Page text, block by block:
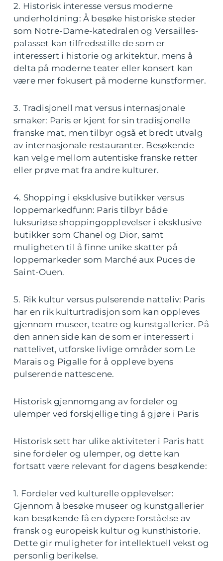
2. Historisk interesse versus moderne
underholdning: Å besøke historiske steder
som Notre-Dame-katedralen og Versailles-
palasset kan tilfredsstille de som er
interessert i historie og arkitektur, mens å
delta på moderne teater eller konsert kan
være mer fokusert på moderne kunstformer.
3. Tradisjonell mat versus internasjonale
smaker: Paris er kjent for sin tradisjonelle
franske mat, men tilbyr også et bredt utvalg
av internasjonale restauranter. Besøkende
kan velge mellom autentiske franske retter
eller prøve mat fra andre kulturer.
4. Shopping i eksklusive butikker versus
loppemarkedfunn: Paris tilbyr både
luksuriøse shoppingopplevelser i eksklusive
butikker som Chanel og Dior, samt
muligheten til å finne unike skatter på
loppemarkeder som Marché aux Puces de
Saint-Ouen.
5. Rik kultur versus pulserende natteliv: Paris
har en rik kulturtradisjon som kan oppleves
gjennom museer, teatre og kunstgallerier. På
den annen side kan de som er interessert i
nattelivet, utforske livlige områder som Le
Marais og Pigalle for å oppleve byens
pulserende nattescene.
Historisk gjennomgang av fordeler og
ulemper ved forskjellige ting å gjøre i Paris
Historisk sett har ulike aktiviteter i Paris hatt
sine fordeler og ulemper, og dette kan
fortsatt være relevant for dagens besøkende:
1. Fordeler ved kulturelle opplevelser:
Gjennom å besøke museer og kunstgallerier
kan besøkende få en dypere forståelse av
fransk og europeisk kultur og kunsthistorie.
Dette gir muligheter for intellektuell vekst og
personlig berikelse.